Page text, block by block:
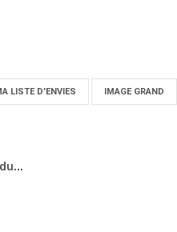
LISTE D'ENVIES IMAGE GRAND